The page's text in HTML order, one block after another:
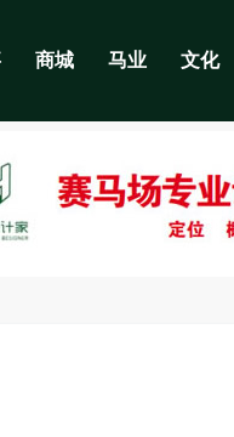
商城 马业 文化